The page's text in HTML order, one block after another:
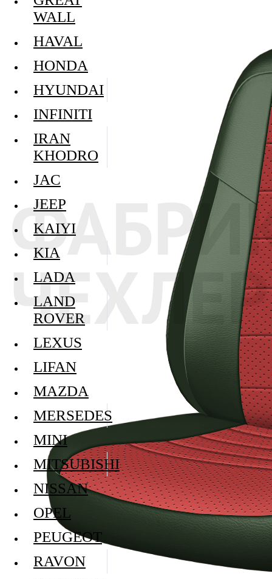
WALL
HAVAL
HONDA
HYUNDAI
INFINITI
IRAN
KHODRO
JAC
JEEP
KAIYI
KIA
LADA
LAND
ROVER
LEXUS
LIFAN
MAZDA
MERSEDES
MINI
MITSUBISHI
NISSAN
OPEL
PEUGEOT
RAVON